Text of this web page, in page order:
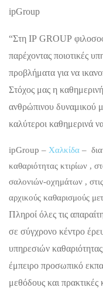
ipGroup
“Στη IP GROUP
παρέχοντας ποιοτικές
προβλήματα για να
Στόχος μας η
ανθρώπινου δυναμικού
καλύτεροι καθημερινά
ipGroup – Χαλκίδα –
καθαριότητας κτιρίων ,
σαλονιών-οχημάτων ,
αρχικούς καθαρισμούς
Πληροί όλες τις
σε σύγχρονο κέντρο
υπηρεσιών
έμπειρο προσωπικό
μεθόδους και